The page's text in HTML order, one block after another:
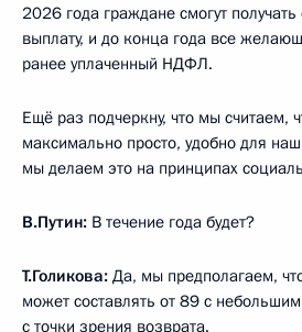
2026 года граждане смогут
выплату, и до конца года все
ранее уплаченный НДФЛ.
Ещё раз подчеркну, что мы считаем,
максимально просто, удобно для
мы делаем это на принципах
В.Путин: В течение года будет?
Т.Голикова: Да, мы предполагаем,
может составлять от 89 с
с точки зрения возврата.